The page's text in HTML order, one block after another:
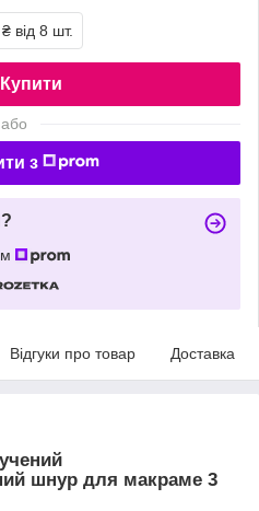
від 8 шт.
Купити
або
з
Відгуки про товар Доставка
шнур для макраме 3